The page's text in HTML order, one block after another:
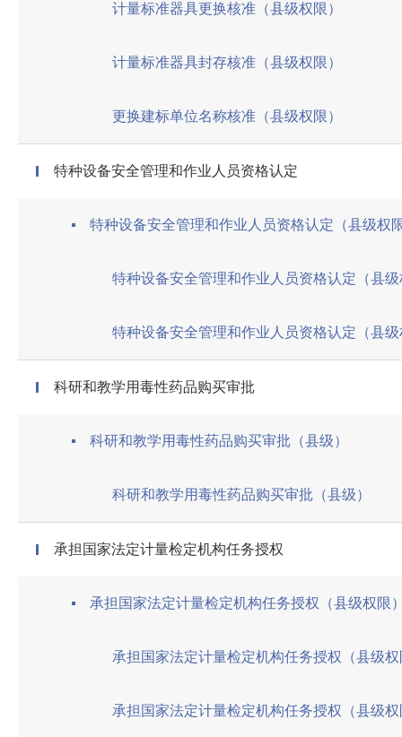
计量标准器具更换核准（县级权限）
计量标准器具封存核准（县级权限）
更换建标单位名称核准（县级权限）
特种设备安全管理和作业人员资格认定
特种设备安全管理和作业人员资格认定（县级权
特种设备安全管理和作业人员资格认定（县
科研和教学用毒性药品购买审批
科研和教学用毒性药品购买审批（县级）
科研和教学用毒性药品购买审批（县级）
承担国家法定计量检定机构任务授权
承担国家法定计量检定机构任务授权（县级权限
承担国家法定计量检定机构任务授权（县级